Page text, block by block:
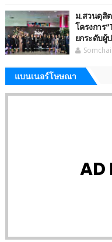
ม.สวนดุสิ
โครงการ
ยกระดับผู้
แบนเนอร์โษษณา
AD